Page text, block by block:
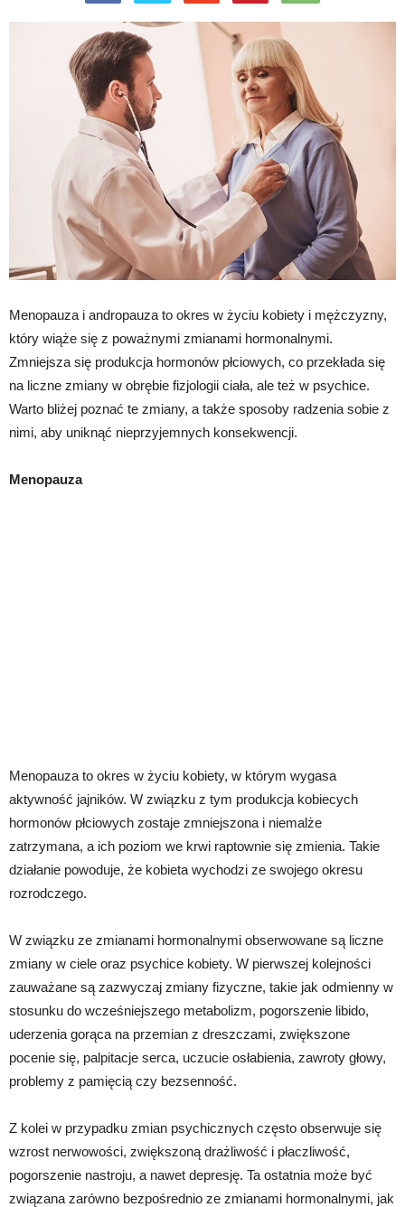
Menopauza i andropauza to okres w życiu kobiety i mężczyzny,
który wiąże się z poważnymi zmianami hormonalnymi.
Zmniejsza się produkcja hormonów płciowych, co przekłada się
na liczne zmiany w obrębie fizjologii ciała, ale też w psychice.
Warto bliżej poznać te zmiany, a także sposoby radzenia sobie z
nimi, aby uniknąć nieprzyjemnych konsekwencji.
Menopauza
Menopauza to okres w życiu kobiety, w którym wygasa
aktywność jajników. W związku z tym produkcja kobiecych
hormonów płciowych zostaje zmniejszona i niemalże
zatrzymana, a ich poziom we krwi raptownie się zmienia. Takie
działanie powoduje, że kobieta wychodzi ze swojego okresu
rozrodczego.
W związku ze zmianami hormonalnymi obserwowane są liczne
zmiany w ciele oraz psychice kobiety. W pierwszej kolejności
zauważane są zazwyczaj zmiany fizyczne, takie jak odmienny w
stosunku do wcześniejszego metabolizm, pogorszenie libido,
uderzenia gorąca na przemian z dreszczami, zwiększone
pocenie się, palpitacje serca, uczucie osłabienia, zawroty głowy,
problemy z pamięcią czy bezsenność.
Z kolei w przypadku zmian psychicznych często obserwuje się
wzrost nerwowości, zwiększoną drażliwość i płaczliwość,
pogorszenie nastroju, a nawet depresję. Ta ostatnia może być
związana zarówno bezpośrednio ze zmianami hormonalnymi, jak